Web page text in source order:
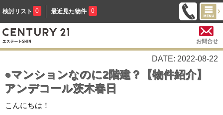
検討リスト 0 最近見た物件 0
お問合せ
DATE: 2022-08-22
●マンションなのに2階建？【物件紹介】
アンデコール茨木春日